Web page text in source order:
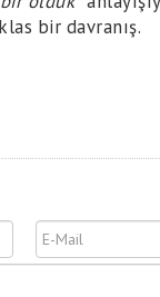
bir davranış.